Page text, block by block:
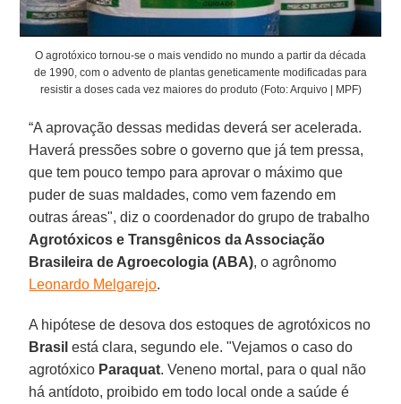
O agrotóxico tornou-se o mais vendido no mundo a partir da década
de 1990, com o advento de plantas geneticamente modificadas para
resistir a doses cada vez maiores do produto (Foto: Arquivo | MPF)
“A aprovação dessas medidas deverá ser acelerada.
Haverá pressões sobre o governo que já tem pressa,
que tem pouco tempo para aprovar o máximo que
puder de suas maldades, como vem fazendo em
outras áreas", diz o coordenador do grupo de trabalho
Agrotóxicos e Transgênicos da Associação
Brasileira de Agroecologia (ABA), o agrônomo
Leonardo Melgarejo.
A hipótese de desova dos estoques de agrotóxicos no
Brasil está clara, segundo ele. "Vejamos o caso do
agrotóxico Paraquat. Veneno mortal, para o qual não
há antídoto, proibido em todo local onde a saúde é